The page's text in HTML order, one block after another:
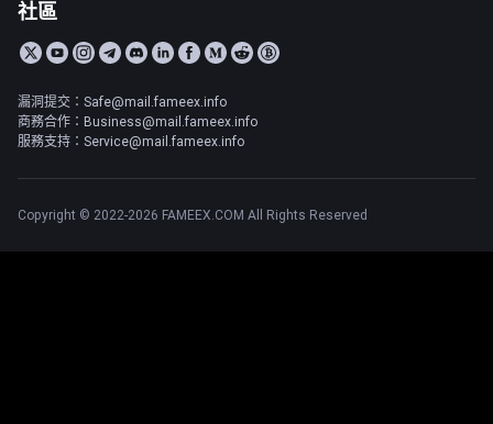
社區
漏洞提交：Safe@mail.fameex.info
商務合作：Business@mail.fameex.info
服務支持：Service@mail.fameex.info
Copyright © 2022-2026 FAMEEX.COM All Rights Reserved